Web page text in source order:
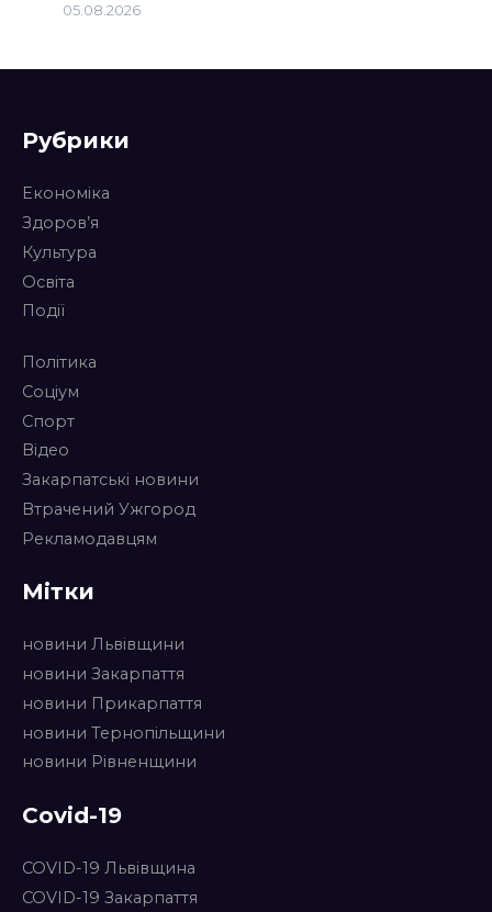
05.08.2026
Рубрики
Економіка
Здоров’я
Культура
Освіта
Події
Політика
Соціум
Спорт
Відео
Закарпатські новини
Втрачений Ужгород
Рекламодавцям
Мітки
новини Львівщини
новини Закарпаття
новини Прикарпаття
новини Тернопільщини
новини Рівненщини
Covid-19
COVID-19 Львівщина
COVID-19 Закарпаття